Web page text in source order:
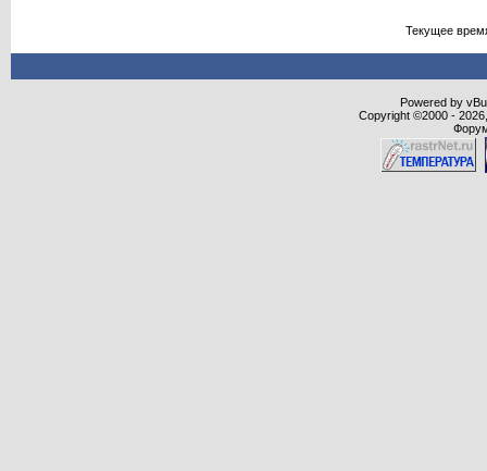
Текущее
Powered by
Copyright ©2000 -